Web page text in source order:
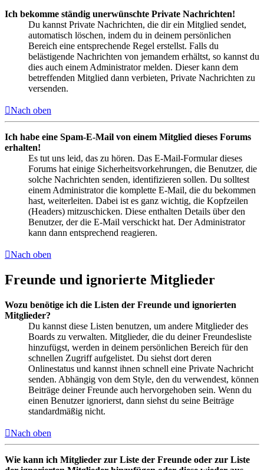
Ich bekomme ständig unerwünschte Private Nachrichten!
Du kannst Private Nachrichten, die dir ein Mitglied sendet,
automatisch löschen, indem du in deinem persönlichen
Bereich eine entsprechende Regel erstellst. Falls du
belästigende Nachrichten von jemandem erhältst, so kannst du
dies auch einem Administrator melden. Dieser kann dem
betreffenden Mitglied dann verbieten, Private Nachrichten zu
versenden.
Nach oben
Ich habe eine Spam-E-Mail von einem Mitglied dieses Forums
erhalten!
Es tut uns leid, das zu hören. Das E-Mail-Formular dieses
Forums hat einige Sicherheitsvorkehrungen, die Benutzer, die
solche Nachrichten senden, identifizieren sollen. Du solltest
einem Administrator die komplette E-Mail, die du bekommen
hast, weiterleiten. Dabei ist es ganz wichtig, die Kopfzeilen
(Headers) mitzuschicken. Diese enthalten Details über den
Benutzer, der die E-Mail verschickt hat. Der Administrator
kann dann entsprechend reagieren.
Nach oben
Freunde und ignorierte Mitglieder
Wozu benötige ich die Listen der Freunde und ignorierten
Mitglieder?
Du kannst diese Listen benutzen, um andere Mitglieder des
Boards zu verwalten. Mitglieder, die du deiner Freundesliste
hinzufügst, werden in deinem persönlichen Bereich für den
schnellen Zugriff aufgelistet. Du siehst dort deren
Onlinestatus und kannst ihnen schnell eine Private Nachricht
senden. Abhängig von dem Style, den du verwendest, können
Beiträge deiner Freunde auch hervorgehoben sein. Wenn du
einen Benutzer ignorierst, dann siehst du seine Beiträge
standardmäßig nicht.
Nach oben
Wie kann ich Mitglieder zur Liste der Freunde oder zur Liste